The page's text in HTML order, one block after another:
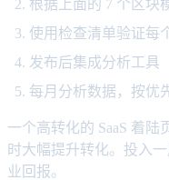
根据上面的 7 个区块
使用检查清单验证每
发布后集成分析工具
每月分析数据，按优
一个高转化的 SaaS 着陆
时大幅提升转化。投入
业回报。